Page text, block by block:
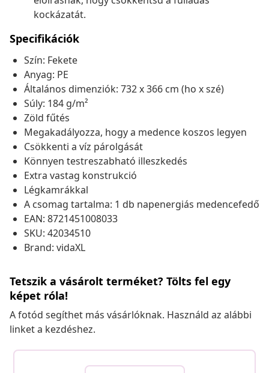
kockázatát.
Specifikációk
Szín: Fekete
Anyag: PE
Általános dimenziók: 732 x 366 cm (ho x szé)
Súly: 184 g/m²
Zöld fűtés
Megakadályozza, hogy a medence koszos legyen
Csökkenti a víz párolgását
Könnyen testreszabható illeszkedés
Extra vastag konstrukció
Légkamrákkal
A csomag tartalma: 1 db napenergiás medencefedő
EAN: 8721451008033
SKU: 42034510
Brand: vidaXL
Tetszik a vásárolt terméket? Tölts fel egy
képet róla!
A fotód segíthet más vásárlóknak. Használd az alábbi
linket a kezdéshez.